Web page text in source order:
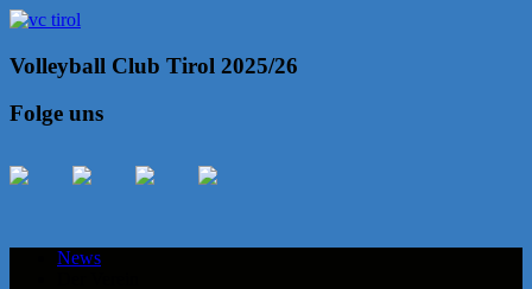
Volleyball Club Tirol 2025/26
Folge uns
News